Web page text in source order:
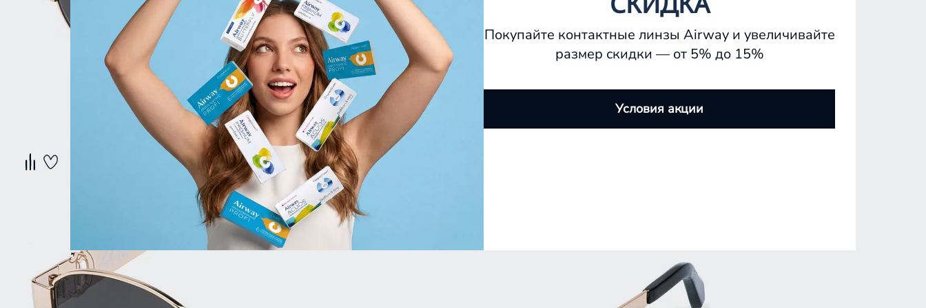
Покупайте контактные линзы Airway и увеличивайте
размер скидки — от 5% до 15%
Условия акции